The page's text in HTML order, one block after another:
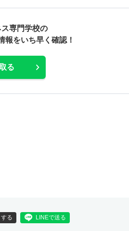
専門学校の
報をいち早く確認！
る
る LINEで送る